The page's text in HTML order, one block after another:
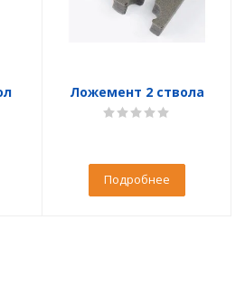
Ложемент 2 ствола
Подробнее